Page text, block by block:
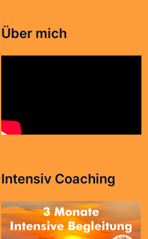
Über mich
Intensiv Coaching